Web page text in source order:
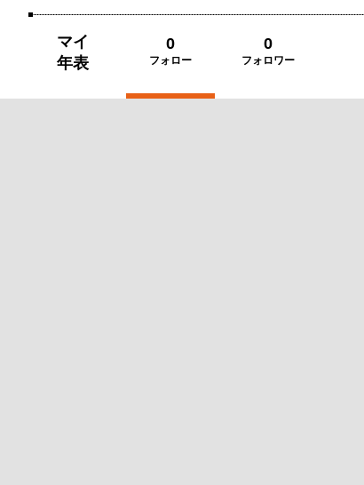
マイ
年表
0
フォロー
0
フォロワー